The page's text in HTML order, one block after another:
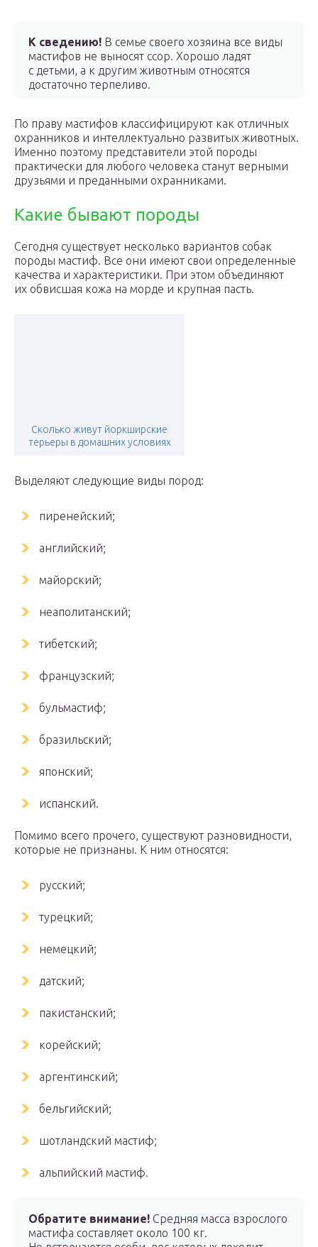
К сведению! В семье своего хозяина все виды
мастифов не выносят ссор. Хорошо ладят
с детьми, а к другим животным относятся
достаточно терпеливо.
По праву мастифов классифицируют как отличных
охранников и интеллектуально развитых животных.
Именно поэтому представители этой породы
практически для любого человека станут верными
друзьями и преданными охранниками.
Какие бывают породы
Сегодня существует несколько вариантов собак
породы мастиф. Все они имеют свои определенные
качества и характеристики. При этом объединяют
их обвисшая кожа на морде и крупная пасть.
Сколько живут йоркширские
терьеры в домашних условиях
Выделяют следующие виды пород:
пиренейский;
английский;
майорский;
неаполитанский;
тибетский;
французский;
бульмастиф;
бразильский;
японский;
испанский.
Помимо всего прочего, существуют разновидности,
которые не признаны. К ним относятся:
русский;
турецкий;
немецкий;
датский;
пакистанский;
корейский;
аргентинский;
бельгийский;
шотландский мастиф;
альпийский мастиф.
Обратите внимание! Средняя масса взрослого
мастифа составляет около 100 кг.